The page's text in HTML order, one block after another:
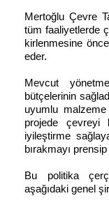
Mertoğlu Çevre
tüm faaliyetlerde
kirlenmesine
eder.
Mevcut
bütçelerinin
uyumlu
projede çevreyi
iyileştirme
bırakmayı
Bu politika
aşağıdaki genel